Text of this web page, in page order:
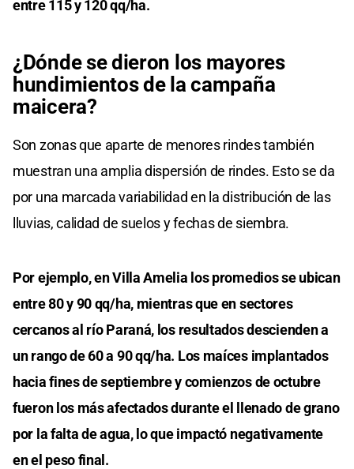
entre 115 y 120 qq/ha.
¿Dónde se dieron los mayores
hundimientos de la campaña
maicera?
Son zonas que aparte de menores rindes también
muestran una amplia dispersión de rindes. Esto se da
por una marcada variabilidad en la distribución de las
lluvias, calidad de suelos y fechas de siembra.
Por ejemplo, en Villa Amelia los promedios se ubican
entre 80 y 90 qq/ha, mientras que en sectores
cercanos al río Paraná, los resultados descienden a
un rango de 60 a 90 qq/ha. Los maíces implantados
hacia fines de septiembre y comienzos de octubre
fueron los más afectados durante el llenado de grano
por la falta de agua, lo que impactó negativamente
en el peso final.